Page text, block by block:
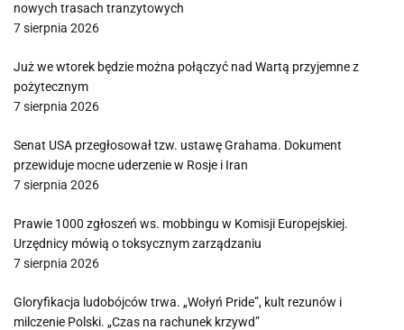
nowych trasach tranzytowych
7 sierpnia 2026
Już we wtorek będzie można połączyć nad Wartą przyjemne z
pożytecznym
7 sierpnia 2026
Senat USA przegłosował tzw. ustawę Grahama. Dokument
przewiduje mocne uderzenie w Rosje i Iran
7 sierpnia 2026
Prawie 1000 zgłoszeń ws. mobbingu w Komisji Europejskiej.
Urzędnicy mówią o toksycznym zarządzaniu
7 sierpnia 2026
Gloryfikacja ludobójców trwa. „Wołyń Pride”, kult rezunów i
milczenie Polski. „Czas na rachunek krzywd”